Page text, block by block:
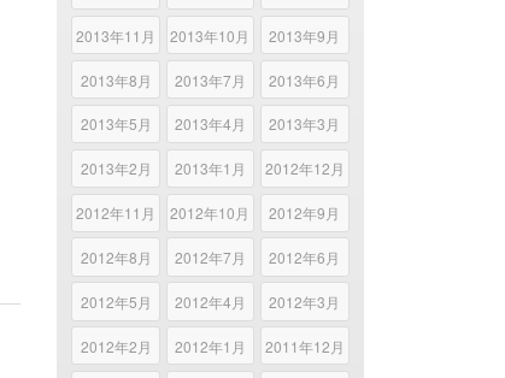
2013年11月 2013年10月 2013年9月
2013年8月 2013年7月 2013年6月
2013年5月 2013年4月 2013年3月
2013年2月 2013年1月 2012年12月
2012年11月 2012年10月 2012年9月
2012年8月 2012年7月 2012年6月
2012年5月 2012年4月 2012年3月
2012年2月 2012年1月 2011年12月